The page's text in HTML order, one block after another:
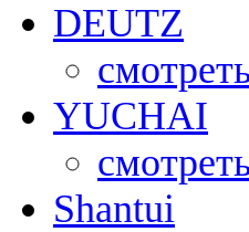
DEUTZ
YUCHAI
Shantui